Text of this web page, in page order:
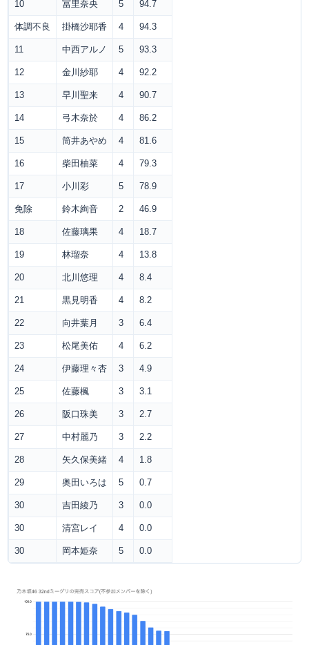
10 冨里奈央 5 94.7
体調不良 掛橋沙耶香 4 94.3
11 中西アルノ 5 93.3
12 金川紗耶 4 92.2
13 早川聖来 4 90.7
14 弓木奈於 4 86.2
15 筒井あやめ 4 81.6
16 柴田柚菜 4 79.3
17 小川彩 5 78.9
免除 鈴木絢音 2 46.9
18 佐藤璃果 4 18.7
19 林瑠奈 4 13.8
20 北川悠理 4 8.4
21 黒見明香 4 8.2
22 向井葉月 3 6.4
23 松尾美佑 4 6.2
24 伊藤理々杏 3 4.9
25 佐藤楓 3 3.1
26 阪口珠美 3 2.7
27 中村麗乃 3 2.2
28 矢久保美緒 4 1.8
29 奥田いろは 5 0.7
30 吉田綾乃 3 0.0
30 清宮レイ 4 0.0
30 岡本姫奈 5 0.0